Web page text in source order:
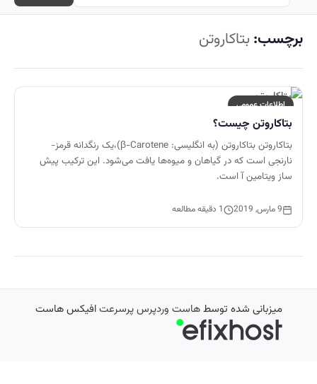
برچسب: بتاکاروتن
اطلاعات عمومی
بتاکاروتن چیست؟
بتاکاروتن بتاکاروتن (به انگلیسی: β-Carotene)،یک رنگدانه قرمز-
نارنجی است که در گیاهان و میوه‌ها یافت می‌شود. این ترکیب پیش
ساز ویتامین آ است.
9 مارس, 2019 1 دقیقه مطالعه
میزبانی شده توسطهاست وردپرس پرسرعتافیکس هاست